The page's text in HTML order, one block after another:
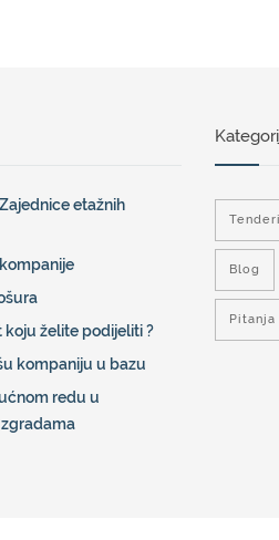
etažnih
koju želite podijeliti ?
kompaniju u bazu
redu u
Tenderi
Blog
Pitanja